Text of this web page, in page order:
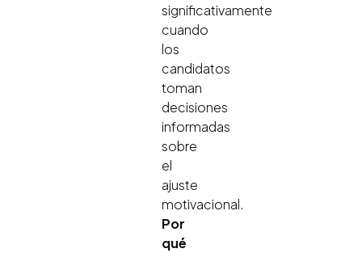
significativamente
cuando
los
candidatos
toman
decisiones
informadas
sobre
el
ajuste
motivacional.
Por
qué